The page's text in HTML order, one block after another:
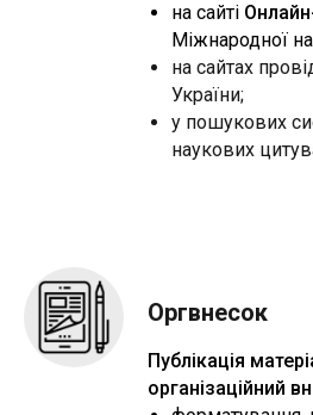
на сайті
Міжнародної
на сайтах
України;
у пошукових
наукових
Оргвнесок
Публікація
організаційний